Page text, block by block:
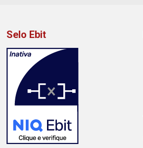
Selo Ebit